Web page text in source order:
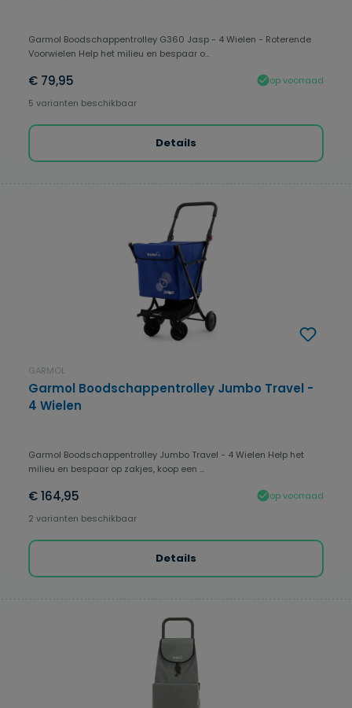
Garmol Boodschappentrolley G360 Jasp - 4 Wielen - Roterende
Voorwielen Help het milieu en bespaar o...
€ 79,95
op voorraad
5 varianten beschikbaar
Details
GARMOL
Garmol Boodschappentrolley Jumbo Travel -
4 Wielen
Garmol Boodschappentrolley Jumbo Travel - 4 Wielen Help het
milieu en bespaar op zakjes, koop een ...
€ 164,95
op voorraad
2 varianten beschikbaar
Details